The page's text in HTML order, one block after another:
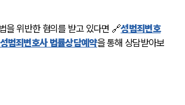
언론보도
공지사항
을 위반한 혐의를 받고 있다면 🔗성범죄변호
성범죄변호사 법률상담예약을 통해 상담받아보